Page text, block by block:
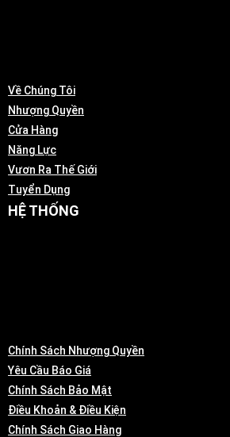
Về Chúng Tôi
Nhượng Quyền
Cửa Hàng
Năng Lực
Vươn Ra Thế Giới
Tuyển Dụng
HỆ THỐNG
Chính Sách Nhượng Quyền
Yêu Cầu Báo Giá
Chính Sách Bảo Mật
Điều Khoản & Điều Kiện
Chính Sách Giao Hàng